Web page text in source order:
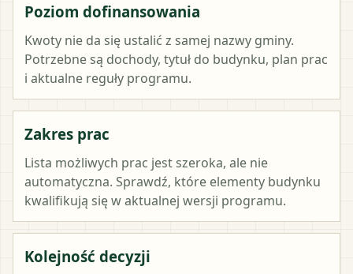
Poziom dofinansowania
Kwoty nie da się ustalić z samej nazwy gminy.
Potrzebne są dochody, tytuł do budynku, plan prac
i aktualne reguły programu.
Zakres prac
Lista możliwych prac jest szeroka, ale nie
automatyczna. Sprawdź, które elementy budynku
kwalifikują się w aktualnej wersji programu.
Kolejność decyzji